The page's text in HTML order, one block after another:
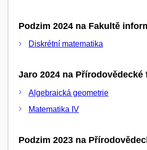
Podzim 2024 na Fakultě
Diskrétní matematika
Jaro 2024 na Přírodovědecké
Algebraická geometrie
Matematika IV
Podzim 2023 na